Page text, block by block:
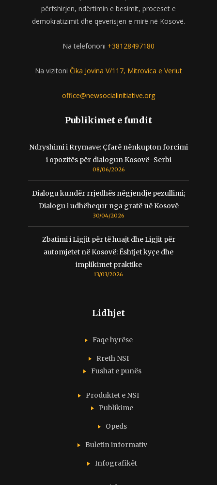
përfshirjen, ndërtimin e besimit, proceset e
demokratizimit dhe qeverisjen e mirë në Kosovë.
Na telefononi +38128497180
Na vizitoni Čika Jovina V/117, Mitrovica e Veriut
office@newsocialinitiative.org
Publikimet e fundit
Ndryshimi i Rrymave: Çfarë nënkupton forcimi
i opozitës për dialogun Kosovë–Serbi
08/06/2026
Dialogu kundër rrjedhës nëgjendje pezullimi;
Dialogu i udhëhequr nga gratë në Kosovë
30/04/2026
Zbatimi i Ligjit për të huajt dhe Ligjit për
automjetet në Kosovë: Ështjet kyçe dhe
implikimet praktike
13/03/2026
Lidhjet
Faqe hyrëse
Rreth NSI
Fushat e punës
Produktet e NSI
Publikime
Opeds
Buletin informativ
Infografikët